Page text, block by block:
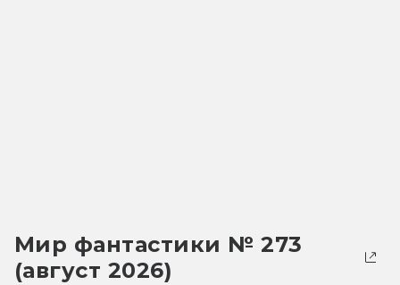
Мир фантастики № 273
(август 2026)